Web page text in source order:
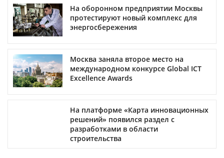
На оборонном предприятии Москвы
протестируют новый комплекс для
энергосбережения
Москва заняла второе место на
международном конкурсе Global ICT
Excellence Awards
На платформе «Карта инновационных
решений» появился раздел с
разработками в области
строительства